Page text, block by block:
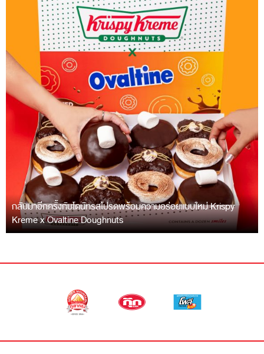
กลับมาอีกครั้งกับโดนัทรสโปรดพร้อมความอร่อยแบบใหม่ Krispy
Kreme x Ovaltine Doughnuts